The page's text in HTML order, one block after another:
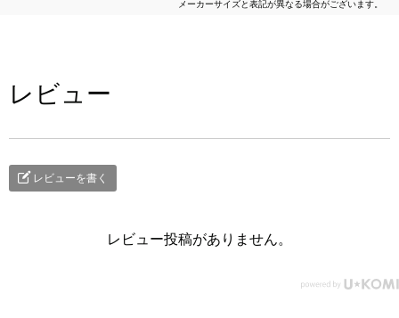
メーカーサイズと表記が異なる場合がございます。
レビュー
レビューを書く
レビュー投稿がありません。